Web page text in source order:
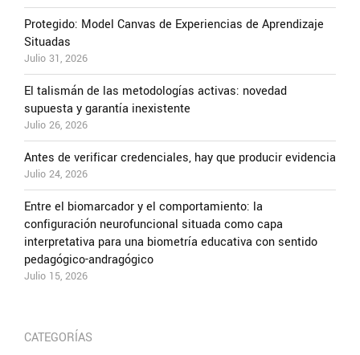
Protegido: Model Canvas de Experiencias de Aprendizaje
Situadas
Julio 31, 2026
El talismán de las metodologías activas: novedad
supuesta y garantía inexistente
Julio 26, 2026
Antes de verificar credenciales, hay que producir evidencia
Julio 24, 2026
Entre el biomarcador y el comportamiento: la
configuración neurofuncional situada como capa
interpretativa para una biometría educativa con sentido
pedagógico-andragógico
Julio 15, 2026
CATEGORÍAS